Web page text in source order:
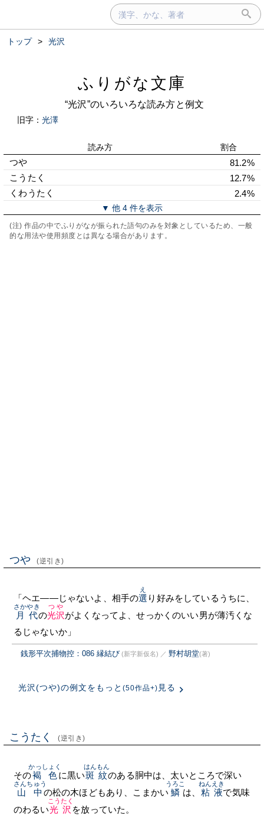
トップ > 光沢
ふりがな文庫
“光沢”のいろいろな読み方と例文
旧字： 光澤
読み方 割合
つや
81.2%
こうたく
12.7%
くわうたく
2.4%
▼ 他 4 件を表示
(注) 作品の中でふりがなが振られた語句のみを対象としているため、一般
的な用法や使用頻度とは異なる場合があります。
つや (逆引き)
「ヘエ——じゃないよ、相手の選
え
り好みをしているうちに、
月代
さかやき
の光沢
つや
がよくなってよ、せっかくのいい男が薄汚くな
るじゃないか」
銭形平次捕物控：086 縁結び (新字新仮名) ／ 野村胡堂(著)
光沢(つや)の例文をもっと (50作品+) 見る
こうたく (逆引き)
その褐色
かっしょく
に黒い斑紋
はんもん
のある胴中は、太いところで深い
山中
さんちゅう
の松の木ほどもあり、こまかい 鱗
うろこ
は、 粘液
ねんえき
で気味
のわるい光沢
こうたく
を放っていた。